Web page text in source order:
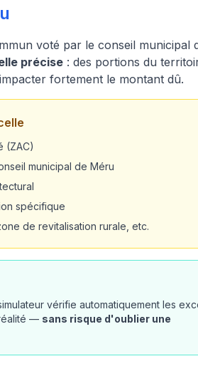
voté par le conseil municipal
précise : des portions du
fortement le montant dû.
(ZAC)
municipal de Méru
spécifique
de revitalisation rurale, etc.
vérifie automatiquement les
— sans risque d'oublier une